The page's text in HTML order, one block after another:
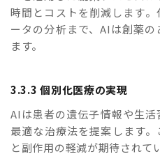
時間とコストを削減します
ータの分析まで、AIは創薬
ます。
3.3.3 個別化医療の実現
AIは患者の遺伝子情報や生
最適な治療法を提案します
と副作用の軽減が期待されて